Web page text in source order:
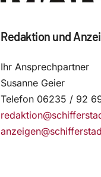
Redaktion und
Ihr Ansprechpartner
Susanne Geier
Telefon 06235 / 92